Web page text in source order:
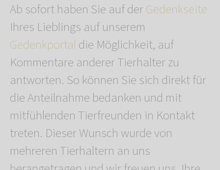
Ab sofort haben Sie auf derGedenkseite
Ihres Lieblings auf unserem
Gedenkportaldie Möglichkeit, auf
Kommentare anderer Tierhalter zu
antworten. So können Sie sich direkt für
die Anteilnahme bedanken und mit
mitfühlenden Tierfreunden in Kontakt
treten. Dieser Wunsch wurde von
mehreren Tierhaltern an uns